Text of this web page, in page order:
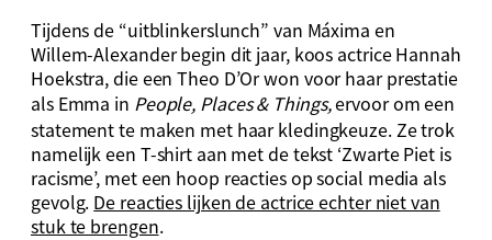
Tijdens de “uitblinkerslunch” van Máxima en
Willem-Alexander begin dit jaar, koos actrice Hannah
Hoekstra, die een Theo D’Or won voor haar prestatie
als Emma in People, Places & Things,ervoor om een
statement te maken met haar kledingkeuze. Ze trok
namelijk een T-shirt aan met de tekst ‘Zwarte Piet is
racisme’, met een hoop reacties op social media als
gevolg. De reacties lijken de actrice echter niet van
stuk te brengen.